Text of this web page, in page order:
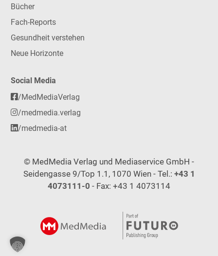
Bücher
Fach-Reports
Gesundheit verstehen
Neue Horizonte
Social Media
/MedMediaVerlag
/medmedia.verlag
/medmedia-at
© MedMedia Verlag und Mediaservice GmbH -
Seidengasse 9/Top 1.1, 1070 Wien - Tel.: +43 1
4073111-0 - Fax: +43 1 4073114